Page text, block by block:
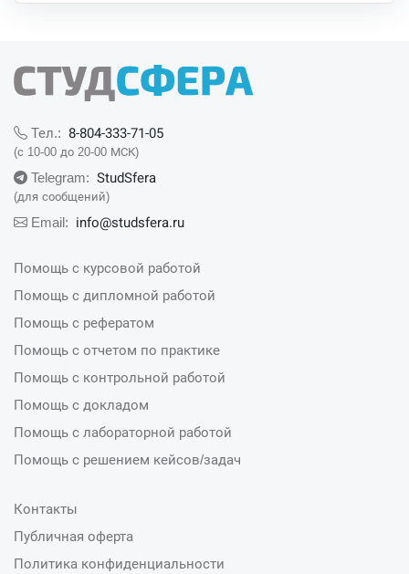
Тел.: 8-804-333-71-05
(с 10-00 до 20-00 МСК)
Telegram: StudSfera
(для сообщений)
Email: info@studsfera.ru
Помощь с курсовой работой
Помощь с дипломной работой
Помощь с рефератом
Помощь с отчетом по практике
Помощь с контрольной работой
Помощь с докладом
Помощь с лабораторной работой
Помощь с решением кейсов/задач
Контакты
Публичная оферта
Политика конфиденциальности